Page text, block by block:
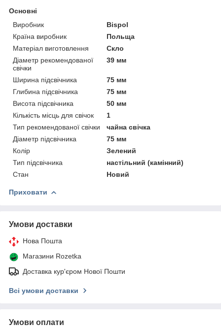
Основні
Виробник
Bispol
Країна виробник
Польща
Матеріал виготовлення
Скло
Діаметр рекомендованої
свічки
39 мм
Ширина підсвічника
75 мм
Глибина підсвічника
75 мм
Висота підсвічника
50 мм
Кількість місць для свічок
1
Тип рекомендованої свічки
чайна свічка
Діаметр підсвічника
75 мм
Колір
Зелений
Тип підсвічника
настільний (камінний)
Стан
Новий
Приховати
Умови доставки
Нова Пошта
Магазини Rozetka
Доставка кур'єром Нової Пошти
Всі умови доставки
Умови оплати